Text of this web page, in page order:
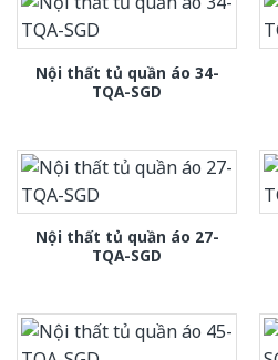
Nội thất tủ quần áo 34-
TQA-SGD
Nội thất tủ quần áo 27-
TQA-SGD